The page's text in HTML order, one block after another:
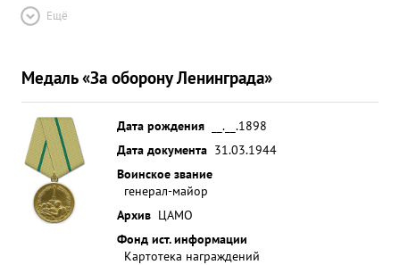
Ещё
Медаль «За оборону Ленинграда»
Дата рождения
__.__.1898
Дата документа 31.03.1944
Воинское звание
генерал-майор
Архив ЦАМО
Фонд ист. информации
Картотека награждений